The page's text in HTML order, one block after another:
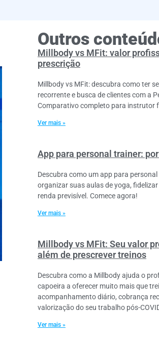
Outros
Millbody vs MFit: valor
prescrição
Millbody vs MFit: descubra como ter
recorrente e busca de clientes com a
Comparativo completo para instrutor
Ver mais »
App para personal trainer:
Descubra como um app para
organizar suas aulas de yoga,
renda previsível. Comece agora!
Ver mais »
Millbody vs MFit: Seu valor
além de prescrever treinos
Descubra como a Millbody ajuda o
capoeira a oferecer muito mais que
acompanhamento diário, cobrança
valorização do seu trabalho pós-
Ver mais »